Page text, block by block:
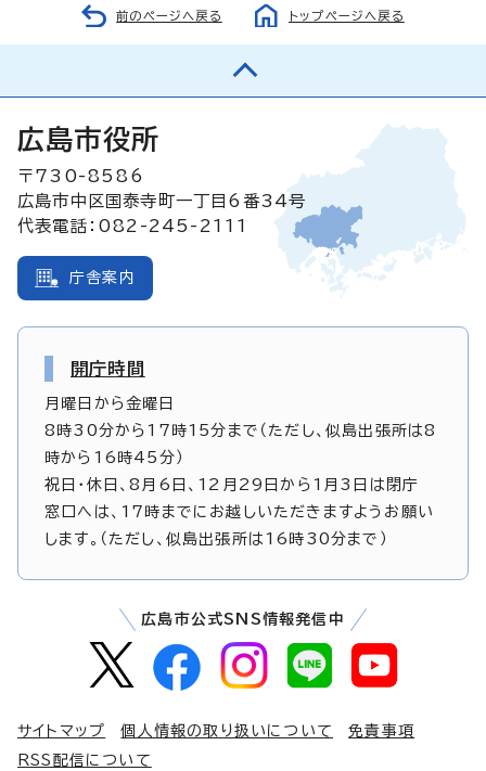
前のページへ戻る トップページへ戻る
広島市役所
〒730-8586
広島市中区国泰寺町一丁目6番34号
代表電話：082-245-2111
庁舎案内
開庁時間
月曜日から金曜日
8時30分から17時15分まで（ただし、似島出張所は8
時から16時45分）
祝日・休日、8月6日、12月29日から1月3日は閉庁
窓口へは、17時までにお越しいただきますようお願い
します。（ただし、似島出張所は16時30分まで）
広島市公式SNS情報発信中
サイトマップ 個人情報の取り扱いについて
免責事項
RSS配信について